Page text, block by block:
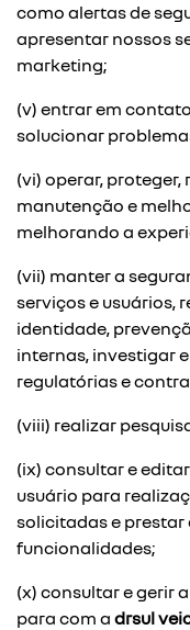
como alertas de
apresentar nossos
marketing;
(v) entrar em
solucionar
(vi) operar,
manutenção e
melhorando a
(vii) manter a
serviços e usuários,
identidade,
internas, investigar
regulatórias e
(viii) realizar
(ix) consultar e
usuário para
solicitadas e
funcionalidades;
(x) consultar e gerir
para com a drsul